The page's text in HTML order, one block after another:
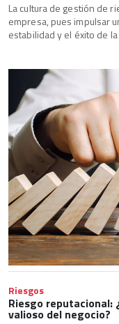
La cultura de gestión de
empresa, pues impulsar
estabilidad y el éxito de
Riesgos
Riesgo reputacional:
valioso del negocio?